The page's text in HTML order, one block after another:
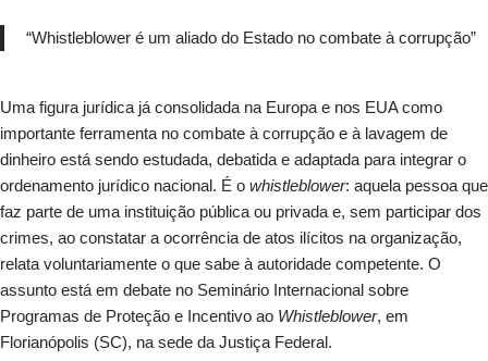
“Whistleblower é um aliado do Estado no combate à corrupção”
Uma figura jurídica já consolidada na Europa e nos EUA como
importante ferramenta no combate à corrupção e à lavagem de
dinheiro está sendo estudada, debatida e adaptada para integrar o
ordenamento jurídico nacional. É o whistleblower: aquela pessoa que
faz parte de uma instituição pública ou privada e, sem participar dos
crimes, ao constatar a ocorrência de atos ilícitos na organização,
relata voluntariamente o que sabe à autoridade competente. O
assunto está em debate no Seminário Internacional sobre
Programas de Proteção e Incentivo ao Whistleblower, em
Florianópolis (SC), na sede da Justiça Federal.